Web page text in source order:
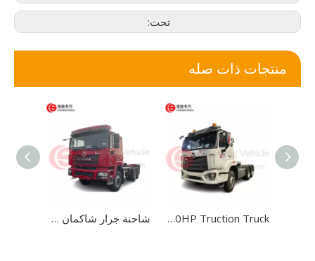
تحت:
منتجات ذات صله
شاحنة جرار شاكمان F3000 6 × 4 400 حصان للخدمة الشاقة New Sinotruk Howo 6x4 Tractor Truck 430HP Truction Truck للبيع